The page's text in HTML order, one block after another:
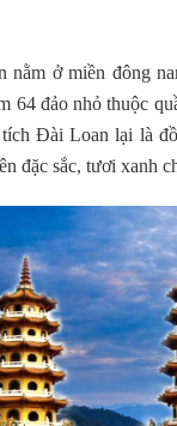
nằm ở miền đông
64 đảo nhỏ thuộc
Đài Loan lại là
đặc sắc, tươi xanh